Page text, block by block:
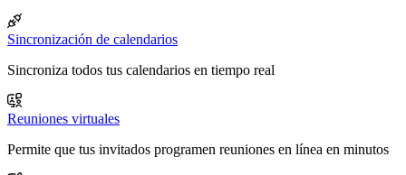
Sincronización de calendarios
Sincroniza todos tus calendarios en tiempo real
Reuniones virtuales
Permite que tus invitados programen reuniones en línea en minutos